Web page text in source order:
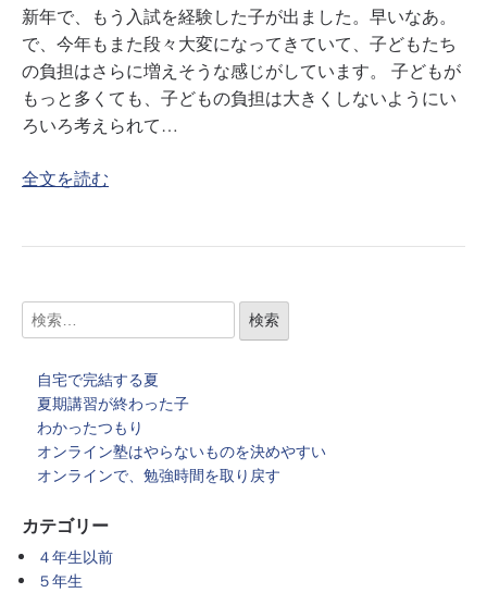
新年で、もう入試を経験した子が出ました。早いなあ。
で、今年もまた段々大変になってきていて、子どもたち
の負担はさらに増えそうな感じがしています。 子どもが
もっと多くても、子どもの負担は大きくしないようにい
ろいろ考えられて…
全文を読む
自宅で完結する夏
夏期講習が終わった子
わかったつもり
オンライン塾はやらないものを決めやすい
オンラインで、勉強時間を取り戻す
カテゴリー
４年生以前
５年生